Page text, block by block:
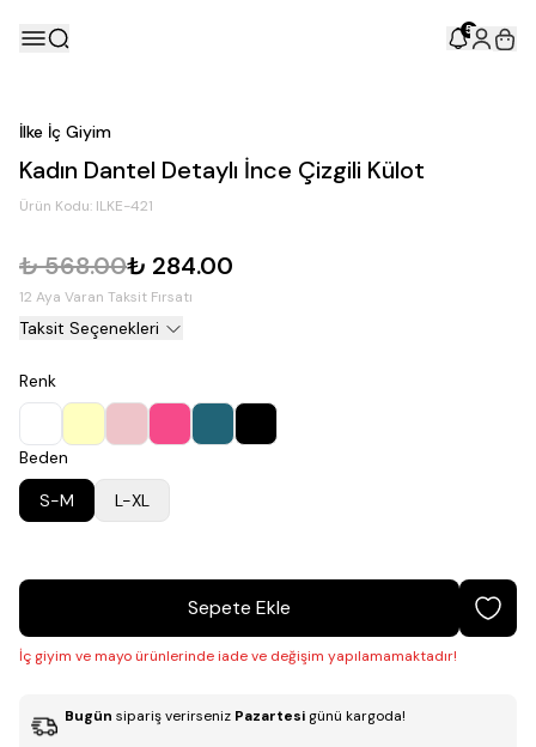
5
İlke İç Giyim
Kadın Dantel Detaylı İnce Çizgili Külot
Ürün Kodu: ILKE-421
₺ 568.00₺ 284.00
12 Aya Varan Taksit Fırsatı
Taksit Seçenekleri
Renk
Beden
S-M
L-XL
Sepete Ekle
İç giyim ve mayo ürünlerinde iade ve değişim yapılamamaktadır!
Bugün sipariş verirseniz Pazartesi günü kargoda!